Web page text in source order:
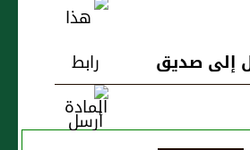
إلى صديق